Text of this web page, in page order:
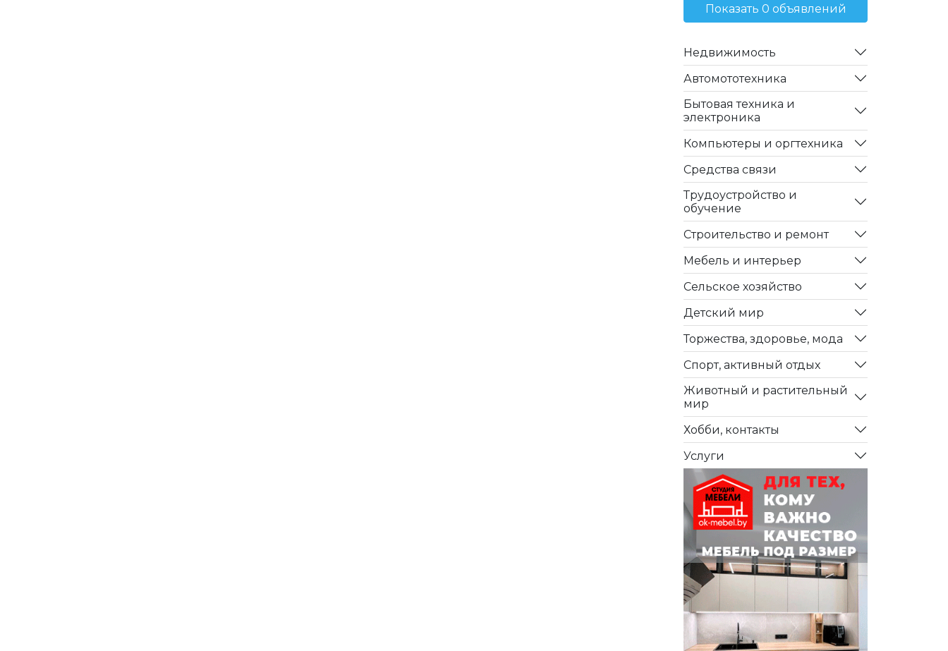
Показать 0 объявлений
Недвижимость
Автомототехника
Бытовая техника и
электроника
Компьютеры и оргтехника
Средства связи
Трудоустройство и
обучение
Строительство и ремонт
Мебель и интерьер
Сельское хозяйство
Детский мир
Торжества, здоровье, мода
Спорт, активный отдых
Животный и растительный
мир
Хобби, контакты
Услуги